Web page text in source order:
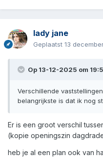
lady jane
Geplaatst 13
Op 13-12-2025 om
Verschillende
belangrijkste is dat ik nog
Er is een groot verschil
(kopie openingszin
heb je al een plan ook van